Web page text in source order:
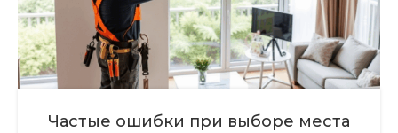
Частые ошибки при выборе места